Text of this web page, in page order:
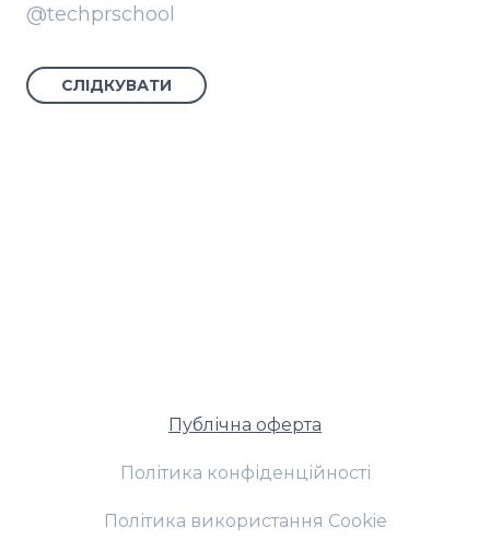
@techprschool
СЛІДКУВАТИ
Публічна оферта
Політика конфіденційності
Політика використання Cookie